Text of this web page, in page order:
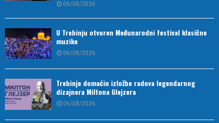
06/08/2026
U Trebinju otvoren Međunarodni festival klasične
muzike
06/08/2026
Trebinje domaćin izložbe radova legendarnog
dizajnera Miltona Glejzera
06/08/2026